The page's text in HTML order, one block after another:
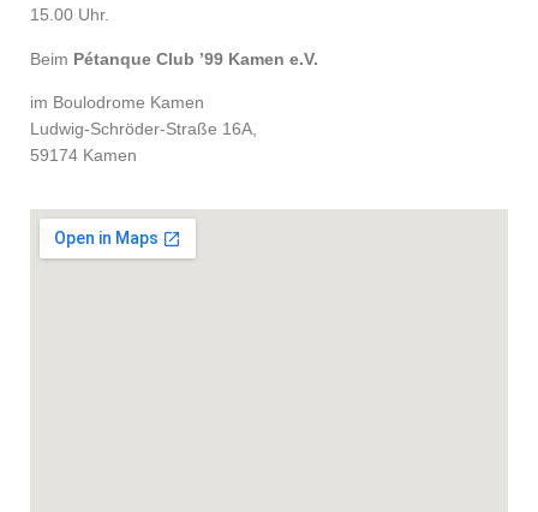
15.00 Uhr.
Beim Pétanque Club ’99 Kamen e.V.
im Boulodrome Kamen
Ludwig-Schröder-Straße 16A,
59174 Kamen